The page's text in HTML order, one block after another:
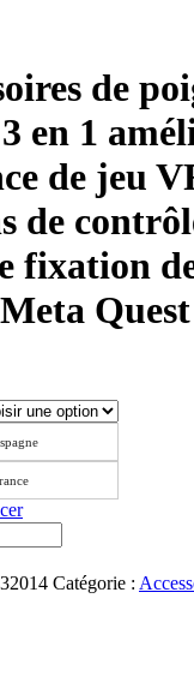
de
en 1
de jeu
de
fixation
€.
Catégorie :